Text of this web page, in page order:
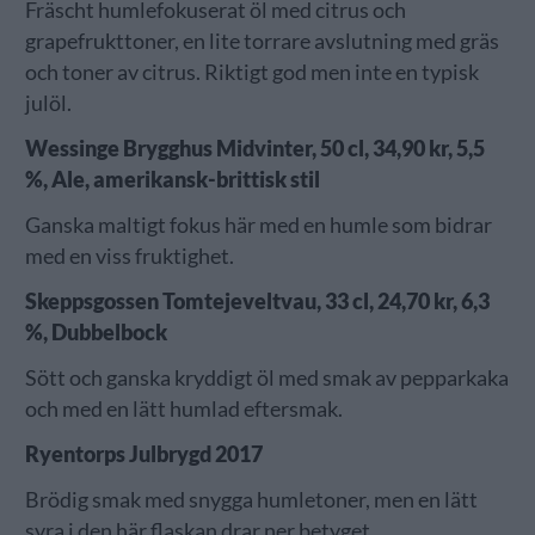
Fräscht humlefokuserat öl med citrus och
grapefrukttoner, en lite torrare avslutning med gräs
och toner av citrus. Riktigt god men inte en typisk
julöl.
Wessinge Brygghus Midvinter, 50 cl, 34,90 kr, 5,5
%, Ale, amerikansk-brittisk stil
Ganska maltigt fokus här med en humle som bidrar
med en viss fruktighet.
Skeppsgossen Tomtejeveltvau, 33 cl, 24,70 kr, 6,3
%, Dubbelbock
Sött och ganska kryddigt öl med smak av pepparkaka
och med en lätt humlad eftersmak.
Ryentorps Julbrygd 2017
Brödig smak med snygga humletoner, men en lätt